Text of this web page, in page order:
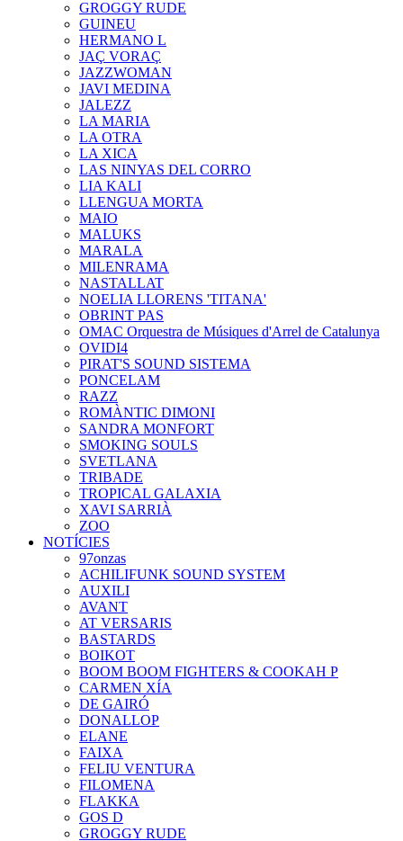
GROGGY RUDE
GUINEU
HERMANO L
JAÇ VORAÇ
JAZZWOMAN
JAVI MEDINA
JALEZZ
LA MARIA
LA OTRA
LA XICA
LAS NINYAS DEL CORRO
LIA KALI
LLENGUA MORTA
MAIO
MALUKS
MARALA
MILENRAMA
NASTALLAT
NOELIA LLORENS 'TITANA'
OBRINT PAS
OMAC Orquestra de Músiques d'Arrel de Catalunya
OVIDI4
PIRAT'S SOUND SISTEMA
PONCELAM
RAZZ
ROMÀNTIC DIMONI
SANDRA MONFORT
SMOKING SOULS
SVETLANA
TRIBADE
TROPICAL GALAXIA
XAVI SARRIÀ
ZOO
NOTÍCIES
97onzas
ACHILIFUNK SOUND SYSTEM
AUXILI
AVANT
AT VERSARIS
BASTARDS
BOIKOT
BOOM BOOM FIGHTERS & COOKAH P
CARMEN XÍA
DE GAIRÓ
DONALLOP
ELANE
FAIXA
FELIU VENTURA
FILOMENA
FLAKKA
GOS D
GROGGY RUDE